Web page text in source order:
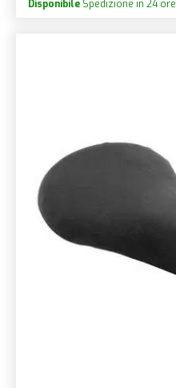
Disponibile Spedizione in 24 ore